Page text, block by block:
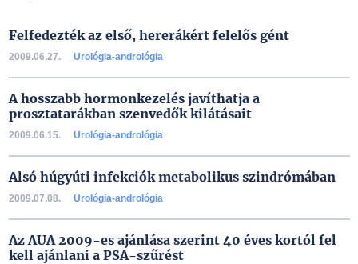
Felfedezték az első, hererákért felelős gént
2009.06.27. Urológia-andrológia
A hosszabb hormonkezelés javíthatja a
prosztatarákban szenvedők kilátásait
2009.06.15. Urológia-andrológia
Alsó húgyúti infekciók metabolikus szindrómában
2009.07.08. Urológia-andrológia
Az AUA 2009-es ajánlása szerint 40 éves kortól fel
kell ajánlani a PSA-szűrést